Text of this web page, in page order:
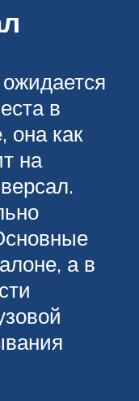
в
она как
на
а в